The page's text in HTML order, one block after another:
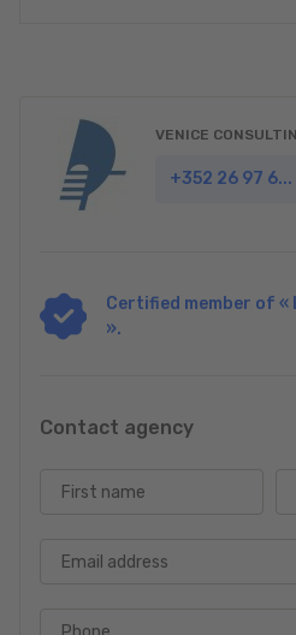
VENICE
+352 26 97 6...
Certified member of «
».
Contact agency
First name
Email address